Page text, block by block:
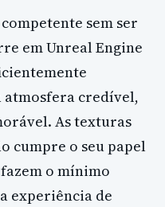
sem ser
em Unreal Engine
atmosfera credível,
As texturas
cumpre o seu papel
o mínimo
experiência de